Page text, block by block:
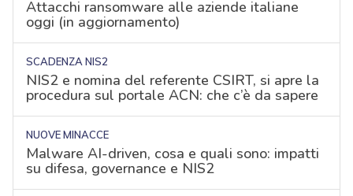
Attacchi ransomware alle aziende italiane
oggi (in aggiornamento)
SCADENZA NIS2
NIS2 e nomina del referente CSIRT, si apre la
procedura sul portale ACN: che c’è da sapere
NUOVE MINACCE
Malware AI-driven, cosa e quali sono: impatti
su difesa, governance e NIS2